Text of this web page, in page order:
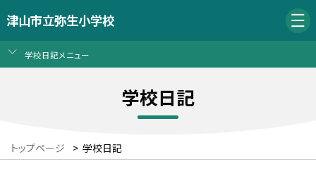
津山市立弥生小学校
学校日記メニュー
学校日記
トップページ > 学校日記